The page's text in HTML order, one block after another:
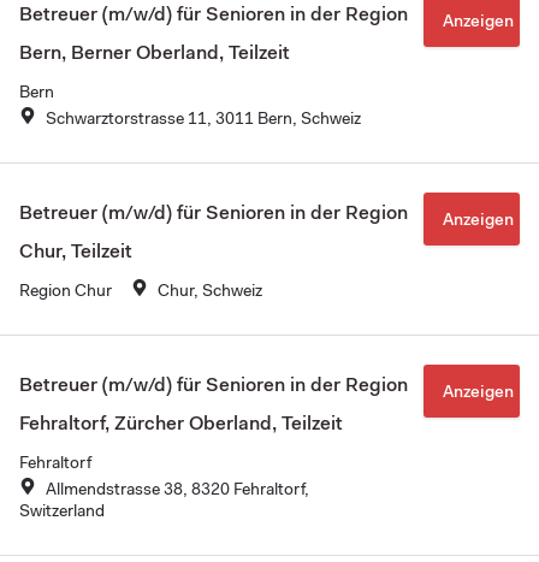
Betreuer (m/w/d) für Senioren in der Region
Bern, Berner Oberland, Teilzeit
Bern
Schwarztorstrasse 11, 3011 Bern, Schweiz
Anzeigen
Betreuer (m/w/d) für Senioren in der Region
Chur, Teilzeit
Region Chur Chur, Schweiz
Anzeigen
Betreuer (m/w/d) für Senioren in der Region
Fehraltorf, Zürcher Oberland, Teilzeit
Fehraltorf
Allmendstrasse 38, 8320 Fehraltorf,
Switzerland
Anzeigen